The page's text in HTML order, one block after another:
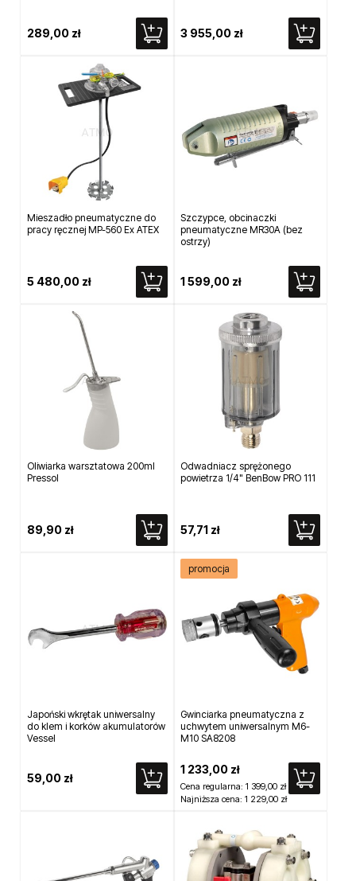
289,00 zł 3 955,00 zł
Mieszadło pneumatyczne do
pracy ręcznej MP-560 Ex ATEX
5 480,00 zł
Szczypce, obcinaczki
pneumatyczne MR30A (bez
ostrzy)
1 599,00 zł
Oliwiarka warsztatowa 200ml
Pressol
89,90 zł
Odwadniacz sprężonego
powietrza 1/4" BenBow PRO 111
57,71 zł
Japoński wkrętak uniwersalny
do klem i korków akumulatorów
Vessel
59,00 zł
Gwinciarka pneumatyczna z
uchwytem uniwersalnym M6-
M10 SA8208
1 233,00 zł
Cena regularna: 1 399,00 zł
Najniższa cena: 1 229,00 zł
promocja